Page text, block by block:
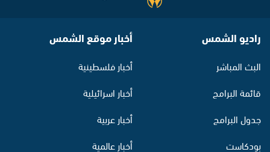
راديو الشمس
البث المباشر
قائمة البرامج
جدول البرامج
بودكاست
أخبار موقع الشمس
أخبار فلسطينية
أخبار اسرائيلية
أخبار عربية
أخبار عالمية